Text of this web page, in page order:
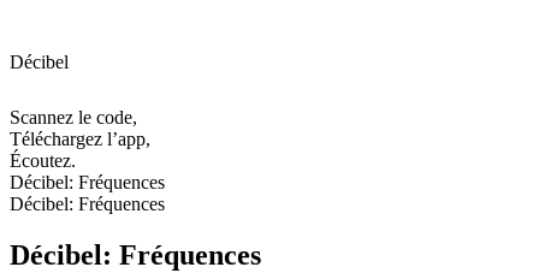
Décibel
Scannez le code,
Téléchargez l’app,
Écoutez.
Décibel: Fréquences
Décibel: Fréquences
Décibel: Fréquences